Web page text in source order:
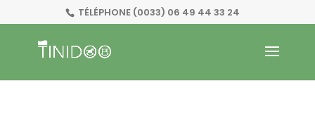
TÉLÉPHONE (0033) 06 49 44 33 24